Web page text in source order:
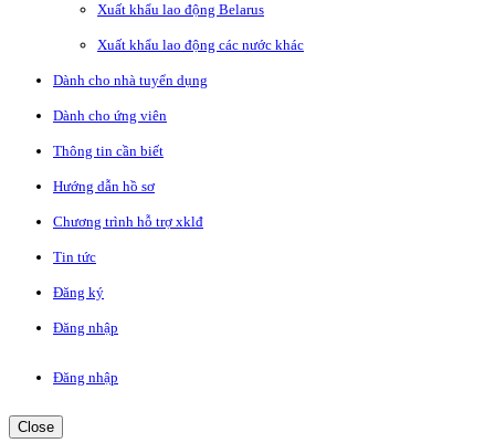
Xuất khẩu lao động Belarus
Xuất khẩu lao động các nước khác
Dành cho nhà tuyển dụng
Dành cho ứng viên
Thông tin cần biết
Hướng dẫn hồ sơ
Chương trình hỗ trợ xklđ
Tin tức
Đăng ký
Đăng nhập
Đăng nhập
Close